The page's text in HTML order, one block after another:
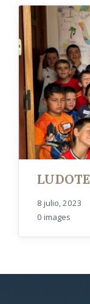
G
O
R
I
A
S
8 julio, 2023
0 images